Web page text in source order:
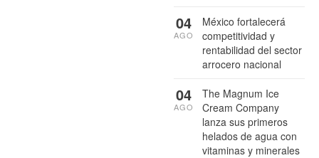
México fortalecerá
competitividad y
rentabilidad del sector
arrocero nacional
04
AGO
The Magnum Ice
Cream Company
lanza sus primeros
helados de agua con
vitaminas y minerales
04
AGO